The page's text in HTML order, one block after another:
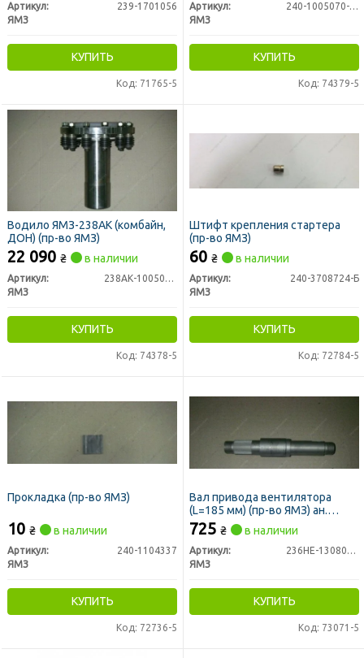
Артикул:
239-1701056
ЯМЗ
КУПИТЬ
Код: 71765-5
Артикул:
240-1005070-Б1
ЯМЗ
КУПИТЬ
Код: 74379-5
Водило ЯМЗ-238АК (комбайн,
ДОН) (пр-во ЯМЗ)
22 090 ₴ в наличии
Артикул:
238АК-1005065-30
ЯМЗ
КУПИТЬ
Код: 74378-5
Штифт крепления стартера
(пр-во ЯМЗ)
60 ₴ в наличии
Артикул:
240-3708724-Б
ЯМЗ
КУПИТЬ
Код: 72784-5
Прокладка (пр-во ЯМЗ)
10 ₴ в наличии
Артикул:
240-1104337
ЯМЗ
КУПИТЬ
Код: 72736-5
Вал привода вентилятора
(L=185 мм) (пр-во ЯМЗ) ан.
236НЕ-1308050-А
725 ₴ в наличии
Артикул:
236НЕ-1308050-Г
ЯМЗ
КУПИТЬ
Код: 73071-5